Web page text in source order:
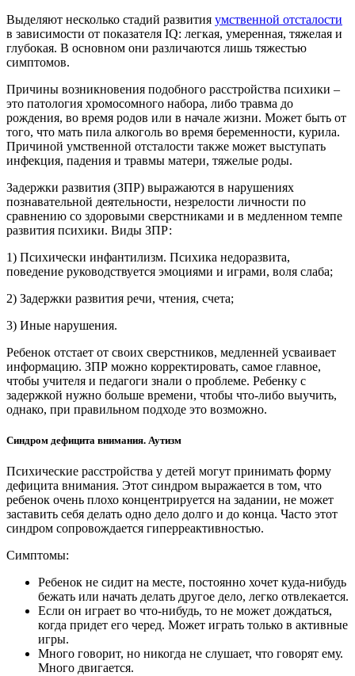
Выделяют несколько стадий развития умственной отсталости
в зависимости от показателя IQ: легкая, умеренная, тяжелая и
глубокая. В основном они различаются лишь тяжестью
симптомов.
Причины возникновения подобного расстройства психики –
это патология хромосомного набора, либо травма до
рождения, во время родов или в начале жизни. Может быть от
того, что мать пила алкоголь во время беременности, курила.
Причиной умственной отсталости также может выступать
инфекция, падения и травмы матери, тяжелые роды.
Задержки развития (ЗПР) выражаются в нарушениях
познавательной деятельности, незрелости личности по
сравнению со здоровыми сверстниками и в медленном темпе
развития психики. Виды ЗПР:
1) Психически инфантилизм. Психика недоразвита,
поведение руководствуется эмоциями и играми, воля слаба;
2) Задержки развития речи, чтения, счета;
3) Иные нарушения.
Ребенок отстает от своих сверстников, медленней усваивает
информацию. ЗПР можно корректировать, самое главное,
чтобы учителя и педагоги знали о проблеме. Ребенку с
задержкой нужно больше времени, чтобы что-либо выучить,
однако, при правильном подходе это возможно.
Синдром дефицита внимания. Аутизм
Психические расстройства у детей могут принимать форму
дефицита внимания. Этот синдром выражается в том, что
ребенок очень плохо концентрируется на задании, не может
заставить себя делать одно дело долго и до конца. Часто этот
синдром сопровождается гиперреактивностью.
Симптомы:
Ребенок не сидит на месте, постоянно хочет куда-нибудь
бежать или начать делать другое дело, легко отвлекается.
Если он играет во что-нибудь, то не может дождаться,
когда придет его черед. Может играть только в активные
игры.
Много говорит, но никогда не слушает, что говорят ему.
Много двигается.